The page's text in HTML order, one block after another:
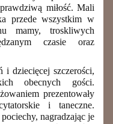
miłość. Mali
przede wszystkim w
mamy, troskliwych
czasie oraz
i dziecięcej szczerości,
obecnych gości.
prezentowały
i taneczne.
nagradzając je